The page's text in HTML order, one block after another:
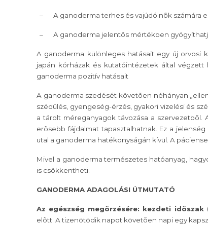
– A ganoderma terhes és vajúdó nõk számára
– A ganoderma jelentõs mértékben
A ganoderma különleges hatásait egy új orvosi
japán kórházak és kutatóintézetek által
ganoderma pozitív hatásait
A ganoderma szedését követõen néhányan
szédülés, gyengeség-érzés, gyakori vizelési és
a tárolt méreganyagok távozása a
erõsebb fájdalmat tapasztalhatnak. Ez a
utal a ganoderma hatékonyságán kívül. A
Mivel a ganoderma természetes hatóanyag,
is csökkentheti.
GANODERMA ADAGOLÁSI ÚTMUTATÓ
Az egészség megõrzésére: kezdeti idõszak
elõtt. A tizenötödik napot követõen napi egy